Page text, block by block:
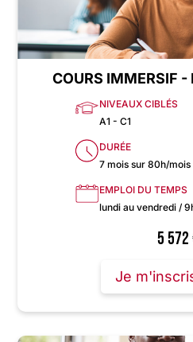
COURS IMMERSIF -
NIVEAUX CIBLÉS
A1 - C1
DURÉE
7 mois sur 80h/mois
EMPLOI DU TEMPS
lundi au vendredi /
5 572
Je